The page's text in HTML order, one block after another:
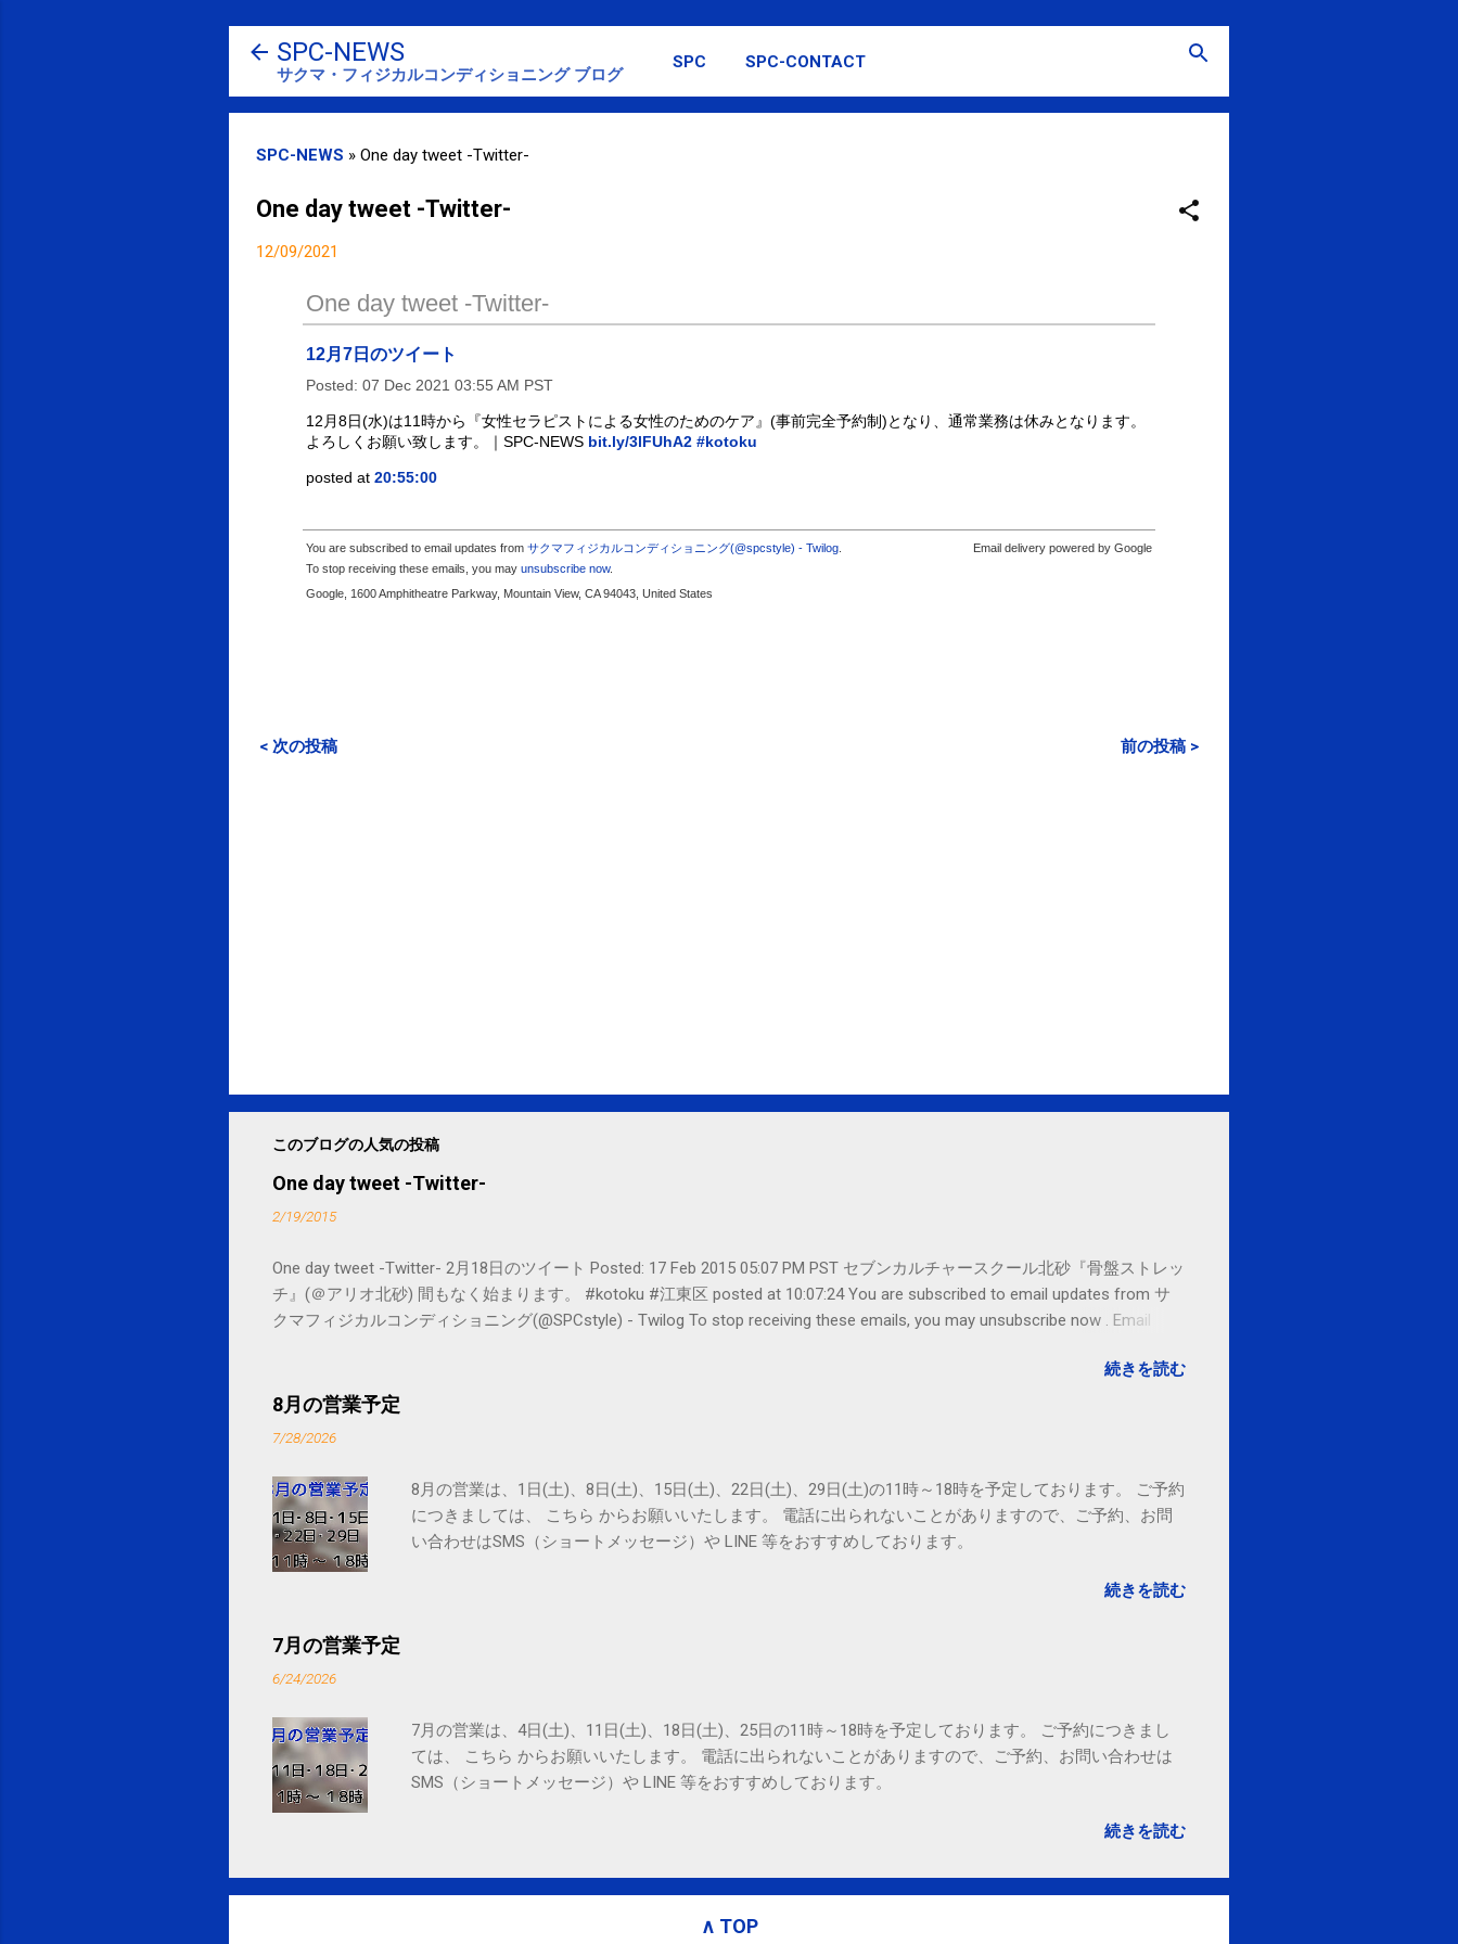
スキップしてメイン コンテンツに移動
SPC-NEWS
サクマ・フィジカルコンディショニング ブログ
SPC SPC-CONTACT
SPC-NEWS » One day tweet -Twitter-
One day tweet -Twitter-
12/09/2021
One day tweet -Twitter-
12月7日のツイート
Posted: 07 Dec 2021 03:55 AM PST
12月8日(水)は11時から『女性セラピストによる女性のためのケア』(事前完全予約制)となり、通常業務は休みとなります。
よろしくお願い致します。｜SPC-NEWS bit.ly/3lFUhA2 #kotoku
posted at 20:55:00
You are subscribed to email updates from サクマフィジカルコンディショニング(@spcstyle) - Twilog
To stop receiving these emails, you may unsubscribe now.
Email delivery powered by Google
Google, 1600 Amphitheatre Parkway, Mountain View, CA 94043, United States
< 次の投稿 前の投稿 >
このブログの人気の投稿
One day tweet -Twitter-
2/19/2015
One day tweet -Twitter- 2月18日のツイート Posted: 17 Feb 2015 05:07 PM PST セブンカルチャースクール北砂『骨盤ストレッ
チ』(＠アリオ北砂) 間もなく始まります。 #kotoku #江東区 posted at 10:07:24 You are subscribed to email updates from サ
クマフィジカルコンディショニング(@SPCstyle) - Twilog To stop receiving these emails, you may unsubscribe now . Email
続きを読む
8月の営業予定
7/28/2026
8月の営業は、1日(土)、8日(土)、15日(土)、22日(土)、29日(土)の11時～18時を予定しております。 ご予約
につきましては、 こちら からお願いいたします。 電話に出られないことがありますので、ご予約、お問
い合わせはSMS（ショートメッセージ）や LINE 等をおすすめしております。
続きを読む
7月の営業予定
6/24/2026
7月の営業は、4日(土)、11日(土)、18日(土)、25日の11時～18時を予定しております。 ご予約につきまし
ては、 こちら からお願いいたします。 電話に出られないことがありますので、ご予約、お問い合わせは
SMS（ショートメッセージ）や LINE 等をおすすめしております。
続きを読む
∧ TOP